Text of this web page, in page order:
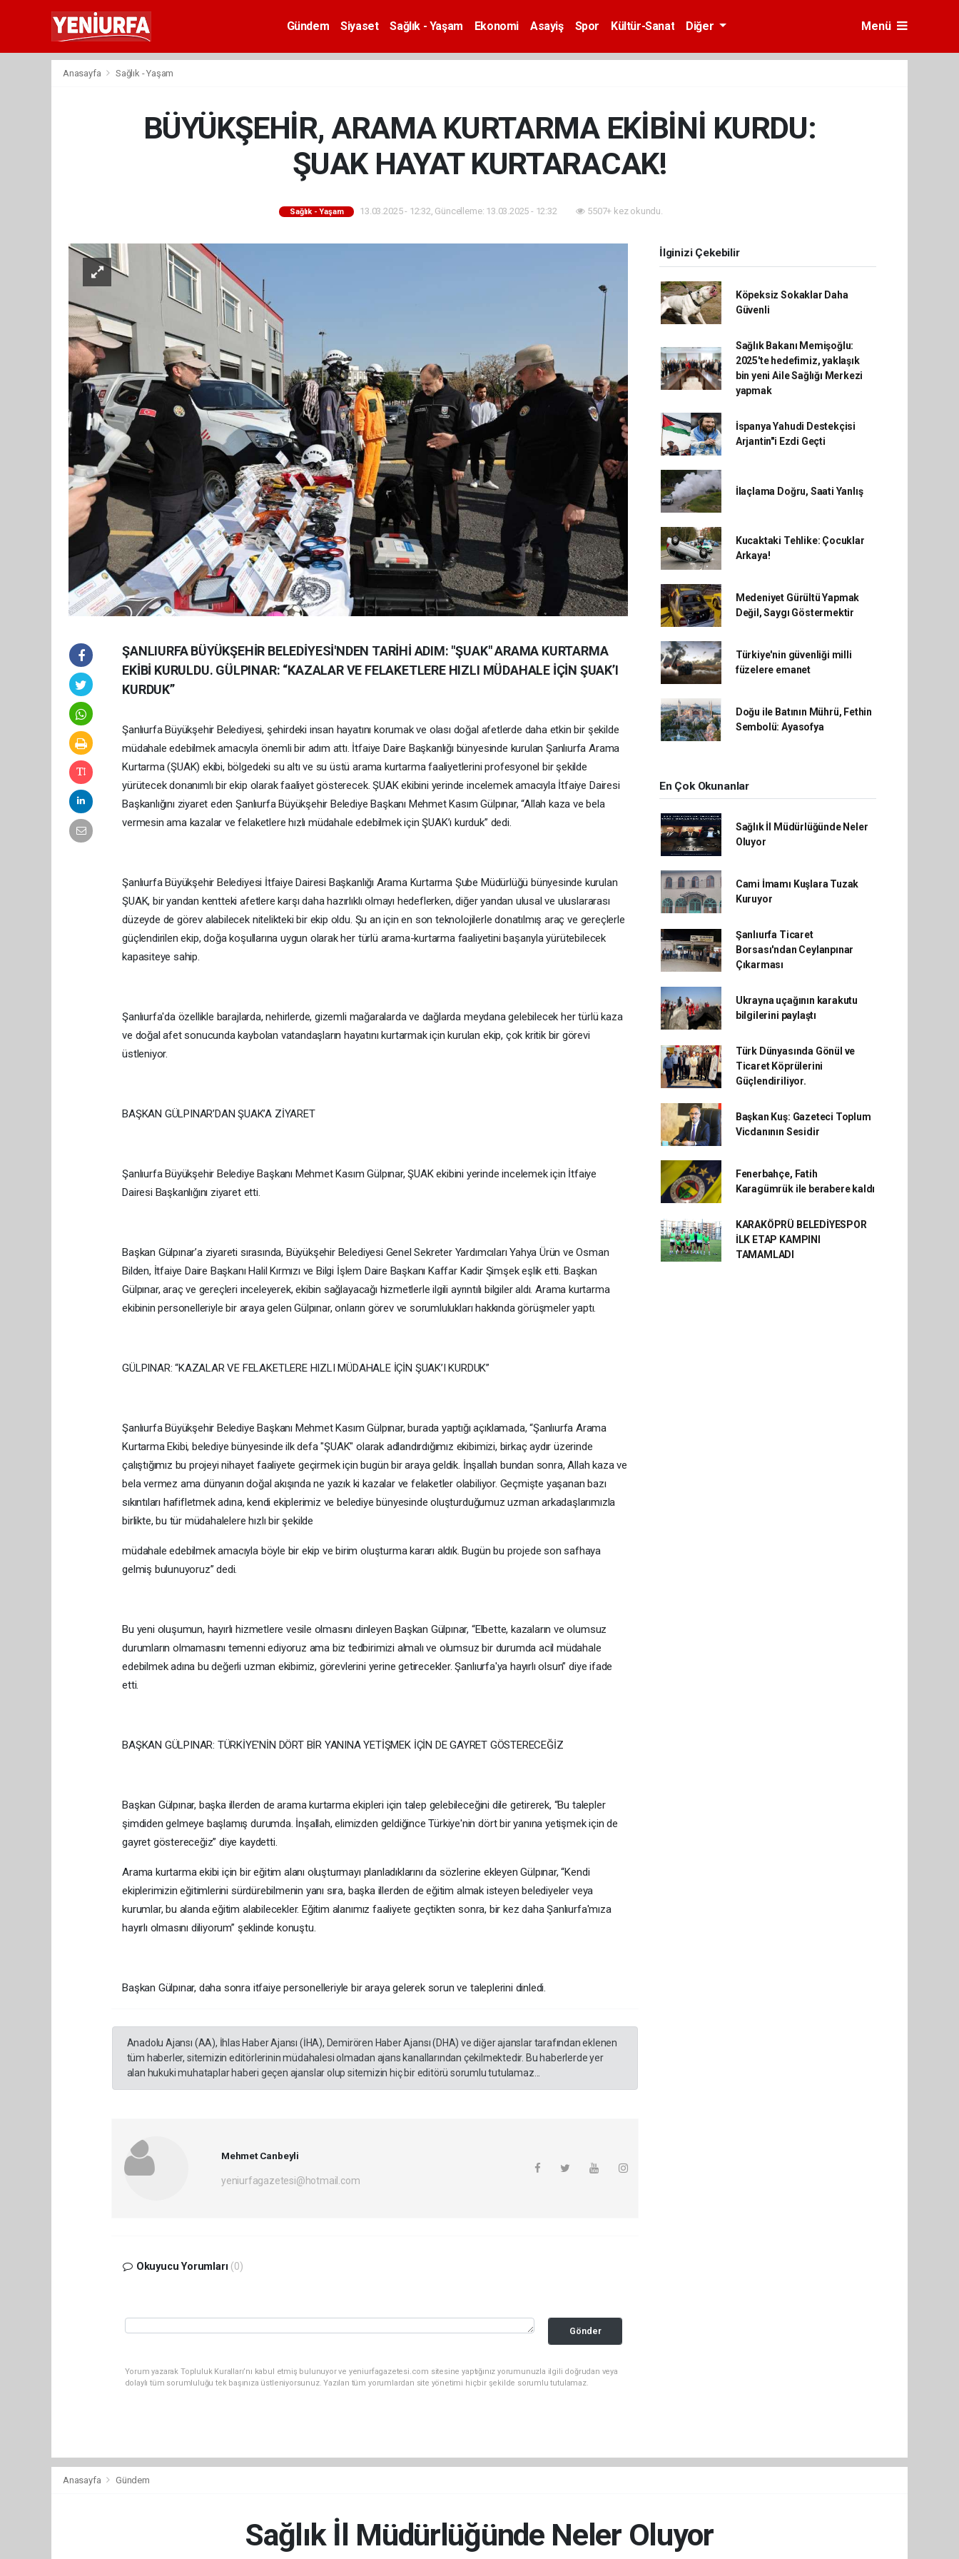
Gündem Siyaset Sağlık - Yaşam Ekonomi Asayiş Spor Kültür-Sanat Diğer Menü
Anasayfa Sağlık - Yaşam
BÜYÜKŞEHİR, ARAMA KURTARMA EKİBİNİ KURDU:
ŞUAK HAYAT KURTARACAK!
Sağlık - Yaşam 13.03.2025 - 12:32, Güncelleme: 13.03.2025 - 12:32 5507+ kez okundu.
ŞANLIURFA BÜYÜKŞEHİR BELEDİYESİ'NDEN TARİHİ ADIM: "ŞUAK" ARAMA KURTARMA
EKİBİ KURULDU. GÜLPINAR: “KAZALAR VE FELAKETLERE HIZLI MÜDAHALE İÇİN ŞUAK’I
KURDUK”
Şanlıurfa Büyükşehir Belediyesi, şehirdeki insan hayatını korumak ve olası doğal afetlerde daha etkin bir şekilde
müdahale edebilmek amacıyla önemli bir adım attı. İtfaiye Daire Başkanlığı bünyesinde kurulan Şanlıurfa Arama
Kurtarma (ŞUAK) ekibi, bölgedeki su altı ve su üstü arama kurtarma faaliyetlerini profesyonel bir şekilde
yürütecek donanımlı bir ekip olarak faaliyet gösterecek. ŞUAK ekibini yerinde incelemek amacıyla İtfaiye Dairesi
Başkanlığını ziyaret eden Şanlıurfa Büyükşehir Belediye Başkanı Mehmet Kasım Gülpınar, “Allah kaza ve bela
vermesin ama kazalar ve felaketlere hızlı müdahale edebilmek için ŞUAK’ı kurduk” dedi.
Şanlıurfa Büyükşehir Belediyesi İtfaiye Dairesi Başkanlığı Arama Kurtarma Şube Müdürlüğü bünyesinde kurulan
ŞUAK, bir yandan kentteki afetlere karşı daha hazırlıklı olmayı hedeflerken, diğer yandan ulusal ve uluslararası
düzeyde de görev alabilecek nitelikteki bir ekip oldu. Şu an için en son teknolojilerle donatılmış araç ve gereçlerle
güçlendirilen ekip, doğa koşullarına uygun olarak her türlü arama-kurtarma faaliyetini başarıyla yürütebilecek
kapasiteye sahip.
Şanlıurfa'da özellikle barajlarda, nehirlerde, gizemli mağaralarda ve dağlarda meydana gelebilecek her türlü kaza
ve doğal afet sonucunda kaybolan vatandaşların hayatını kurtarmak için kurulan ekip, çok kritik bir görevi
üstleniyor.
BAŞKAN GÜLPINAR’DAN ŞUAK’A ZİYARET
Şanlıurfa Büyükşehir Belediye Başkanı Mehmet Kasım Gülpınar, ŞUAK ekibini yerinde incelemek için İtfaiye
Dairesi Başkanlığını ziyaret etti.
Başkan Gülpınar’a ziyareti sırasında, Büyükşehir Belediyesi Genel Sekreter Yardımcıları Yahya Ürün ve Osman
Bilden, İtfaiye Daire Başkanı Halil Kırmızı ve Bilgi İşlem Daire Başkanı Kaffar Kadir Şimşek eşlik etti. Başkan
Gülpınar, araç ve gereçleri inceleyerek, ekibin sağlayacağı hizmetlerle ilgili ayrıntılı bilgiler aldı. Arama kurtarma
ekibinin personelleriyle bir araya gelen Gülpınar, onların görev ve sorumlulukları hakkında görüşmeler yaptı.
GÜLPINAR: “KAZALAR VE FELAKETLERE HIZLI MÜDAHALE İÇİN ŞUAK’I KURDUK”
Şanlıurfa Büyükşehir Belediye Başkanı Mehmet Kasım Gülpınar, burada yaptığı açıklamada, “Şanlıurfa Arama
Kurtarma Ekibi, belediye bünyesinde ilk defa "ŞUAK" olarak adlandırdığımız ekibimizi, birkaç aydır üzerinde
çalıştığımız bu projeyi nihayet faaliyete geçirmek için bugün bir araya geldik. İnşallah bundan sonra, Allah kaza ve
bela vermez ama dünyanın doğal akışında ne yazık ki kazalar ve felaketler olabiliyor. Geçmişte yaşanan bazı
sıkıntıları hafifletmek adına, kendi ekiplerimiz ve belediye bünyesinde oluşturduğumuz uzman arkadaşlarımızla
birlikte, bu tür müdahalelere hızlı bir şekilde
müdahale edebilmek amacıyla böyle bir ekip ve birim oluşturma kararı aldık. Bugün bu projede son safhaya
gelmiş bulunuyoruz” dedi.
Bu yeni oluşumun, hayırlı hizmetlere vesile olmasını dinleyen Başkan Gülpınar, “Elbette, kazaların ve olumsuz
durumların olmamasını temenni ediyoruz ama biz tedbirimizi almalı ve olumsuz bir durumda acil müdahale
edebilmek adına bu değerli uzman ekibimiz, görevlerini yerine getirecekler. Şanlıurfa'ya hayırlı olsun” diye ifade
etti.
BAŞKAN GÜLPINAR: TÜRKİYE'NİN DÖRT BİR YANINA YETİŞMEK İÇİN DE GAYRET GÖSTERECEĞİZ
Başkan Gülpınar, başka illerden de arama kurtarma ekipleri için talep gelebileceğini dile getirerek, “Bu talepler
şimdiden gelmeye başlamış durumda. İnşallah, elimizden geldiğince Türkiye'nin dört bir yanına yetişmek için de
gayret göstereceğiz” diye kaydetti.
Arama kurtarma ekibi için bir eğitim alanı oluşturmayı planladıklarını da sözlerine ekleyen Gülpınar, “Kendi
ekiplerimizin eğitimlerini sürdürebilmenin yanı sıra, başka illerden de eğitim almak isteyen belediyeler veya
kurumlar, bu alanda eğitim alabilecekler. Eğitim alanımız faaliyete geçtikten sonra, bir kez daha Şanlıurfa'mıza
hayırlı olmasını diliyorum” şeklinde konuştu.
Başkan Gülpınar, daha sonra itfaiye personelleriyle bir araya gelerek sorun ve taleplerini dinledi.
Anadolu Ajansı (AA), İhlas Haber Ajansı (İHA), Demirören Haber Ajansı (DHA) ve diğer ajanslar tarafından eklenen
tüm haberler, sitemizin editörlerinin müdahalesi olmadan ajans kanallarından çekilmektedir. Bu haberlerde yer
alan hukuki muhataplar haberi geçen ajanslar olup sitemizin hiç bir editörü sorumlu tutulamaz...
Mehmet Canbeyli
yeniurfagazetesi@hotmail.com
Okuyucu Yorumları (0)
Gönder
Yorum yazarak Topluluk Kuralları’nı kabul etmiş bulunuyor ve yeniurfagazetesi.com sitesine yaptığınız yorumunuzla ilgili doğrudan veya
dolaylı tüm sorumluluğu tek başınıza üstleniyorsunuz. Yazılan tüm yorumlardan site yönetimi hiçbir şekilde sorumlu tutulamaz.
İlginizi Çekebilir
Köpeksiz Sokaklar Daha
Güvenli
Sağlık Bakanı Memişoğlu:
2025'te hedefimiz, yaklaşık
bin yeni Aile Sağlığı Merkezi
yapmak
İspanya Yahudi Destekçisi
Arjantin"i Ezdi Geçti
İlaçlama Doğru, Saati Yanlış
Kucaktaki Tehlike: Çocuklar
Arkaya!
Medeniyet Gürültü Yapmak
Değil, Saygı Göstermektir
Türkiye'nin güvenliği milli
füzelere emanet
Doğu ile Batının Mührü, Fethin
Sembolü: Ayasofya
En Çok Okunanlar
Sağlık İl Müdürlüğünde Neler
Oluyor
Cami İmamı Kuşlara Tuzak
Kuruyor
Şanlıurfa Ticaret
Borsası'ndan Ceylanpınar
Çıkarması
Ukrayna uçağının karakutu
bilgilerini paylaştı
Türk Dünyasında Gönül ve
Ticaret Köprülerini
Güçlendiriliyor.
Başkan Kuş: Gazeteci Toplum
Vicdanının Sesidir
Fenerbahçe, Fatih
Karagümrük ile berabere kaldı
KARAKÖPRÜ BELEDİYESPOR
İLK ETAP KAMPINI
TAMAMLADI
Anasayfa Gündem
Sağlık İl Müdürlüğünde Neler Oluyor